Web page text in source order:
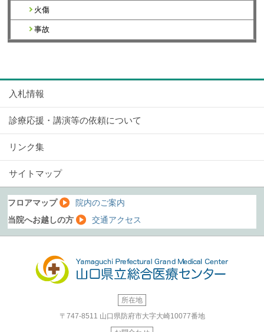
火傷
事故
入札情報
診療応援・講演等の依頼について
リンク集
サイトマップ
フロアマップ
院内のご案内
当院へお越しの方
交通アクセス
所在地
〒747-8511 山口県防府市大字大崎10077番地